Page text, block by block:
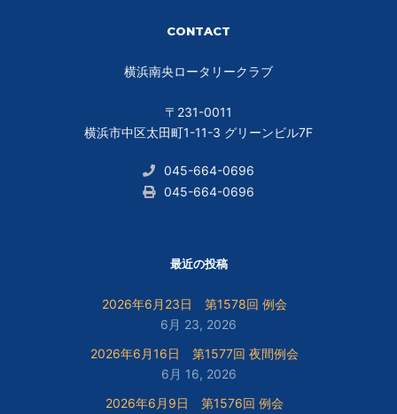
CONTACT
横浜南央ロータリークラブ
〒231-0011
横浜市中区太田町1-11-3 グリーンビル7F
045-664-0696
045-664-0696
最近の投稿
2026年6月23日 第1578回 例会
6月 23, 2026
2026年6月16日 第1577回 夜間例会
6月 16, 2026
2026年6月9日 第1576回 例会